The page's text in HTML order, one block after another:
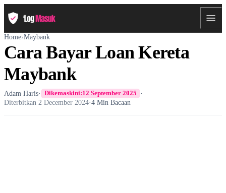
Home›Maybank
Cara Bayar Loan Kereta
Maybank
Adam Haris· Dikemaskini:12 September 2025 ·
Diterbitkan 2 December 2024·4 Min Bacaan